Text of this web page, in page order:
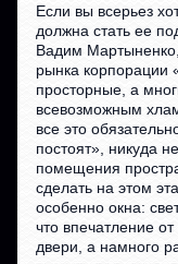
Если вы всерьез
должна стать ее
Вадим
рынка корпорации
просторные, а
всевозможным
все это
постоят», никуда
помещения
сделать на этом
особенно окна:
что впечатление
двери, а намного